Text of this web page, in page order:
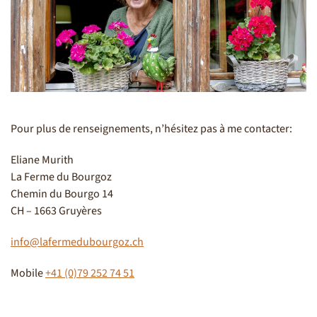
Pour plus de renseignements, n’hésitez pas à me contacter:
Eliane Murith
La Ferme du Bourgoz
Chemin du Bourgo 14
CH – 1663 Gruyères
info@lafermedubourgoz.ch
Mobile+41 (0)79 252 74 51